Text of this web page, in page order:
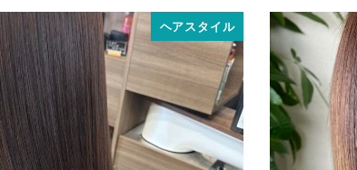
ヘアスタイル